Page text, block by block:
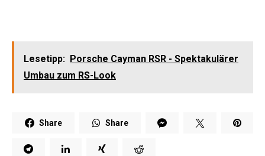
Lesetipp: Porsche Cayman RSR - Spektakulärer
Umbau zum RS-Look
Share Share